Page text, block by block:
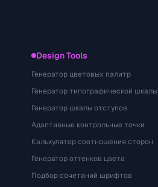
Design Tools
Генератор цветовых палитр
Генератор типографической шкалы
Генератор шкалы отступов
Адаптивные контрольные точки
Калькулятор соотношения сторон
Генератор оттенков цвета
Подбор сочетаний шрифтов